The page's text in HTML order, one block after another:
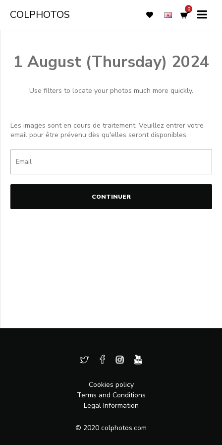
COLPHOTOS 0
1 August (Thursday) 2024
Use filters to locate your photos much more quickly.
Les images sont en cours de traitement. Veuillez entrer votre
email pour être prévenu dès qu'elles seront disponibles.
CONTINUER
Cookies policy
Terms and Conditions
Legal Information
© 2020 colphotos.com